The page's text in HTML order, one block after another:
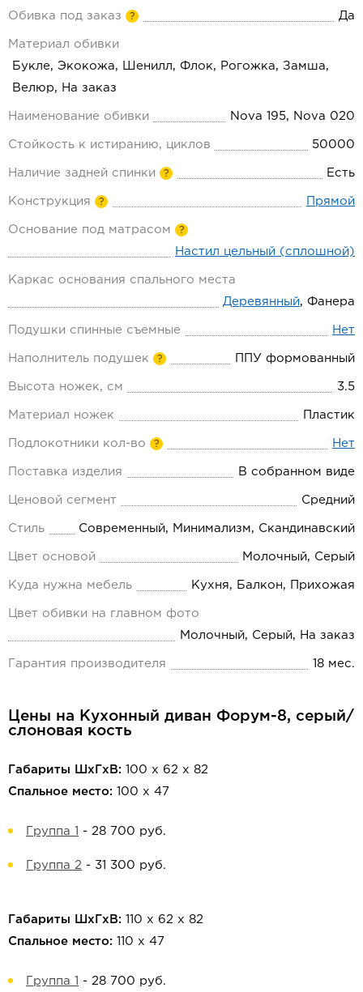
Обивка под заказ ? Да
Материал обивки
Букле, Экокожа, Шенилл, Флок, Рогожка, Замша,
Велюр, На заказ
Наименование обивки Nova 195, Nova 020
Стойкость к истиранию, циклов 50000
Наличие задней спинки ? Есть
Конструкция ? Прямой
Основание под матрасом ?
Настил цельный (сплошной)
Каркас основания спального места
Деревянный, Фанера
Подушки спинные съемные Нет
Наполнитель подушек ? ППУ формованный
Высота ножек, см 3.5
Материал ножек Пластик
Подлокотники кол-во ? Нет
Поставка изделия В собранном виде
Ценовой сегмент Средний
Стиль Современный, Минимализм, Скандинавский
Цвет основой Молочный, Серый
Куда нужна мебель Кухня, Балкон, Прихожая
Цвет обивки на главном фото
Молочный, Серый, На заказ
Гарантия производителя 18 мес.
Цены на Кухонный диван Форум-8, серый/
слоновая кость
Габариты ШхГхВ: 100 х 62 х 82
Спальное место: 100 х 47
Группа 1 - 28 700 руб.
Группа 2 - 31 300 руб.
Габариты ШхГхВ: 110 х 62 х 82
Спальное место: 110 х 47
Группа 1 - 28 700 руб.